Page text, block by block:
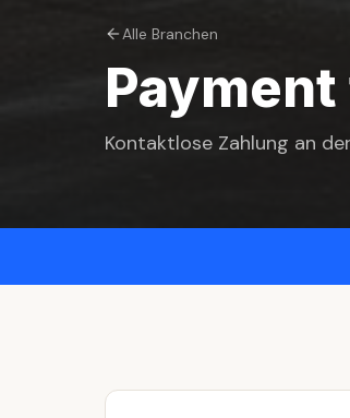
Alle Branchen
Kontaktlose Zahlung an